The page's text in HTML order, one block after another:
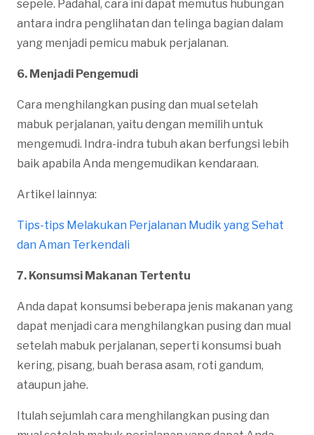
sepele. Padahal, cara ini dapat memutus hubungan
antara indra penglihatan dan telinga bagian dalam
yang menjadi pemicu mabuk perjalanan.
6. Menjadi Pengemudi
Cara menghilangkan pusing dan mual setelah
mabuk perjalanan, yaitu dengan memilih untuk
mengemudi. Indra-indra tubuh akan berfungsi lebih
baik apabila Anda mengemudikan kendaraan.
Artikel lainnya:
Tips-tips Melakukan Perjalanan Mudik yang Sehat
dan Aman Terkendali
7. Konsumsi Makanan Tertentu
Anda dapat konsumsi beberapa jenis makanan yang
dapat menjadi cara menghilangkan pusing dan mual
setelah mabuk perjalanan, seperti konsumsi buah
kering, pisang, buah berasa asam, roti gandum,
ataupun jahe.
Itulah sejumlah cara menghilangkan pusing dan